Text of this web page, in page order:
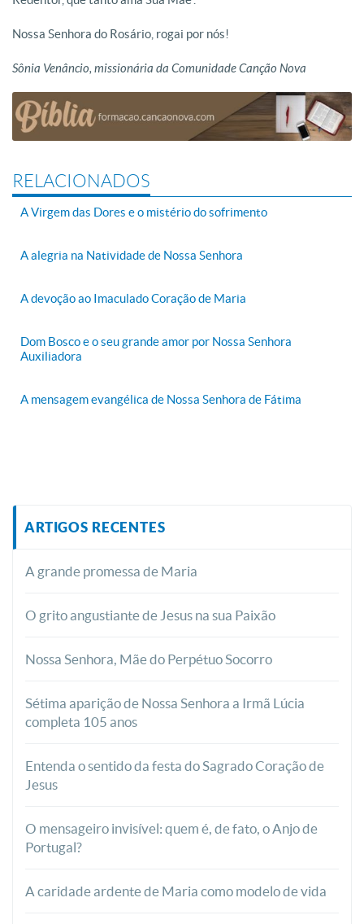
Nossa Senhora do Rosário, rogai por nós!
Sônia Venâncio, missionária da Comunidade Canção Nova
RELACIONADOS
A Virgem das Dores e o mistério do sofrimento
A alegria na Natividade de Nossa Senhora
A devoção ao Imaculado Coração de Maria
Dom Bosco e o seu grande amor por Nossa Senhora
Auxiliadora
A mensagem evangélica de Nossa Senhora de Fátima
ARTIGOS RECENTES
A grande promessa de Maria
O grito angustiante de Jesus na sua Paixão
Nossa Senhora, Mãe do Perpétuo Socorro
Sétima aparição de Nossa Senhora a Irmã Lúcia
completa 105 anos
Entenda o sentido da festa do Sagrado Coração de
Jesus
O mensageiro invisível: quem é, de fato, o Anjo de
Portugal?
A caridade ardente de Maria como modelo de vida